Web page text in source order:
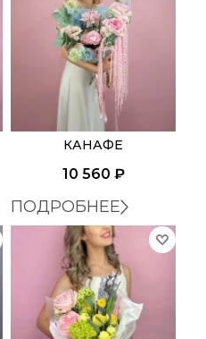
КАНАФЕ
10 560 ₽
ПОДРОБНЕЕ